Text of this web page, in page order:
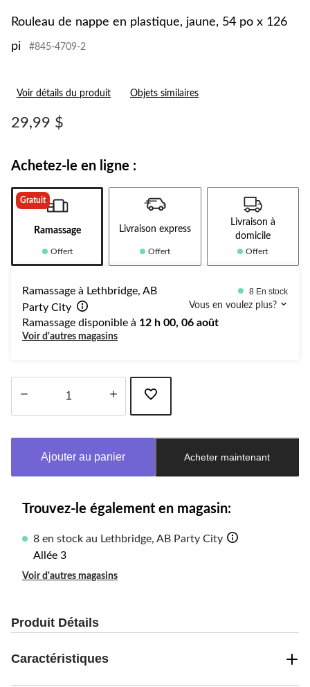
Rouleau de nappe en plastique, jaune, 54 po x 126
pi
#845-4709-2
Voir détails du produit Objets similaires
29,99 $
Achetez-le en ligne :
Gratuit
Ramassage
Offert
Livraison express
Offert
Livraison à
domicile
Offert
Ramassage à Lethbridge, AB
Party City
8 En stock
Vous en voulez plus?
Ramassage disponible à 12 h 00, 06 août
Voir d'autres magasins
à
Ajouter au panier Acheter maintenant
Trouvez-le également en magasin:
8 en stock au Lethbridge, AB Party City
Allée 3
Voir d'autres magasins
Produit Détails
Caractéristiques